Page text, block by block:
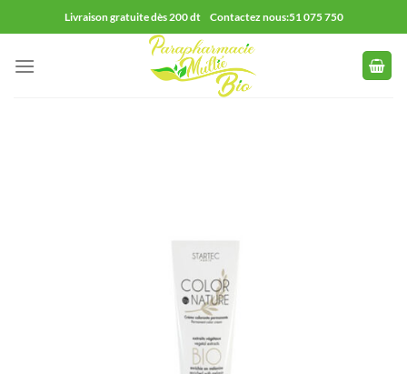
au
contenu
Livraison gratuite dès 200 dt Contactez nous:51 075 750